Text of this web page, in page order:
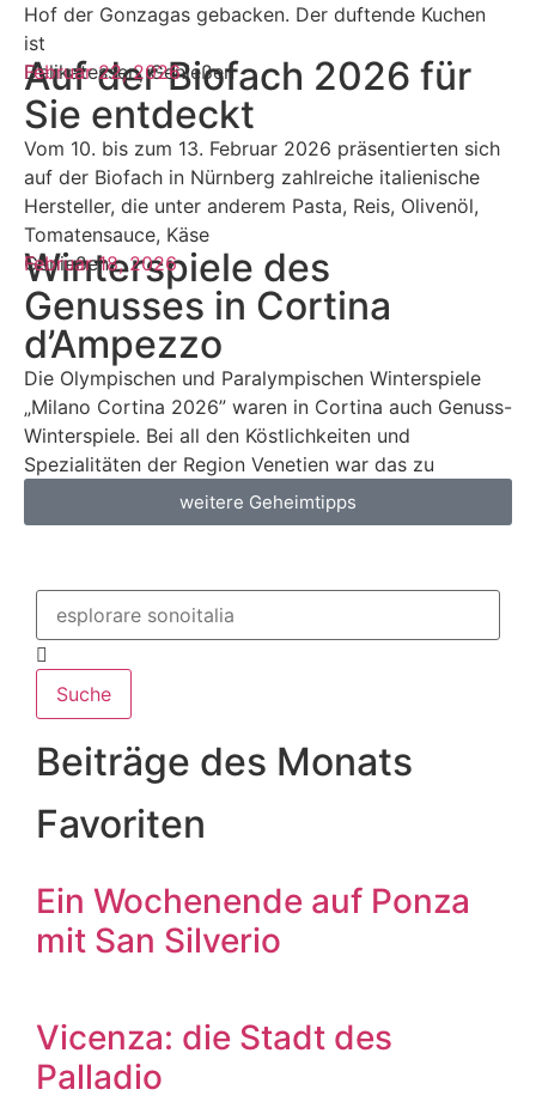
Hof der Gonzagas gebacken. Der duftende Kuchen
ist
Delikatessen,Genießen
Auf der Biofach 2026 für
Sie entdeckt
Vom 10. bis zum 13. Februar 2026 präsentierten sich
auf der Biofach in Nürnberg zahlreiche italienische
Hersteller, die unter anderem Pasta, Reis, Olivenöl,
Tomatensauce, Käse
Februar 22, 2026
Genießen
Winterspiele des
Genusses in Cortina
d’Ampezzo
Die Olympischen und Paralympischen Winterspiele
„Milano Cortina 2026” waren in Cortina auch Genuss-
Winterspiele. Bei all den Köstlichkeiten und
Spezialitäten der Region Venetien war das zu
Februar 18, 2026
weitere Geheimtipps
Suche
Beiträge des Monats
Favoriten
Ein Wochenende auf Ponza
mit San Silverio
Vicenza: die Stadt des
Palladio